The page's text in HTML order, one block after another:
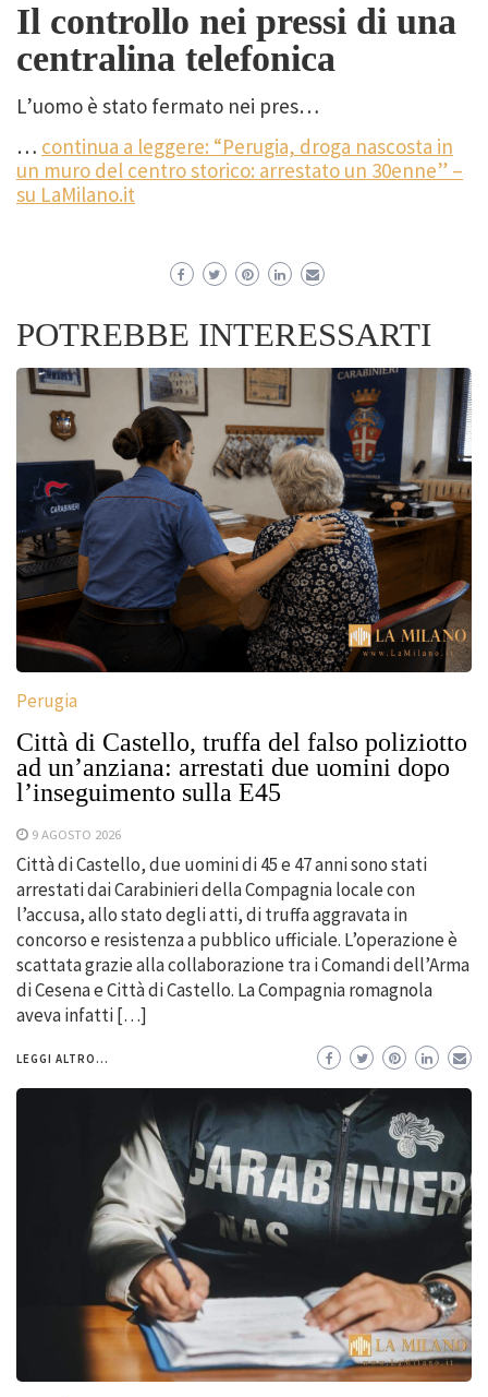
Il controllo nei pressi di una
centralina telefonica
L’uomo è stato fermato nei pres…
… continua a leggere: “Perugia, droga nascosta in
un muro del centro storico: arrestato un 30enne” –
su LaMilano.it
POTREBBE INTERESSARTI
Perugia
Città di Castello, truffa del falso poliziotto
ad un’anziana: arrestati due uomini dopo
l’inseguimento sulla E45
9 AGOSTO 2026
Città di Castello, due uomini di 45 e 47 anni sono stati
arrestati dai Carabinieri della Compagnia locale con
l’accusa, allo stato degli atti, di truffa aggravata in
concorso e resistenza a pubblico ufficiale. L’operazione è
scattata grazie alla collaborazione tra i Comandi dell’Arma
di Cesena e Città di Castello. La Compagnia romagnola
aveva infatti […]
LEGGI ALTRO...